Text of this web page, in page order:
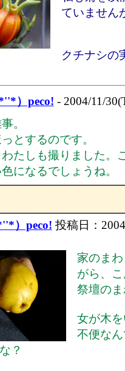
ていません
クチナシの
*''*）peco! - 2004/11/
。
とするのです。
たしも撮りました。
になるでしょうね。
）peco! 投稿日：
家のま
がら、
祭壇の
女が木
不便な
？